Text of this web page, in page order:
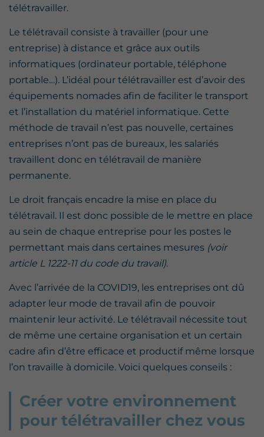
télétravailler.
Le télétravail consiste à travailler (pour une
entreprise) à distance et grâce aux outils
informatiques (ordinateur portable, téléphone
portable…). L’idéal pour télétravailler est d’avoir des
équipements nomades afin de faciliter le transport
et l’installation du matériel informatique. Cette
méthode de travail n’est pas nouvelle, certaines
entreprises n’ont pas de bureaux, les salariés
travaillent donc en télétravail de manière
permanente.
Le droit français encadre la mise en place du
télétravail. Il est donc possible de le mettre en place
au sein de chaque entreprise pour les postes le
permettant mais dans certaines mesures (voir
article L 1222-11 du code du travail).
Avec l’arrivée de la COVID19, les entreprises ont dû
adapter leur mode de travail afin de pouvoir
maintenir leur activité. Le télétravail nécessite tout
de même une certaine organisation et un certain
cadre afin d’être efficace et productif même lorsque
l’on travaille à domicile. Voici quelques conseils :
Créer votre environnement
pour télétravailler chez vous